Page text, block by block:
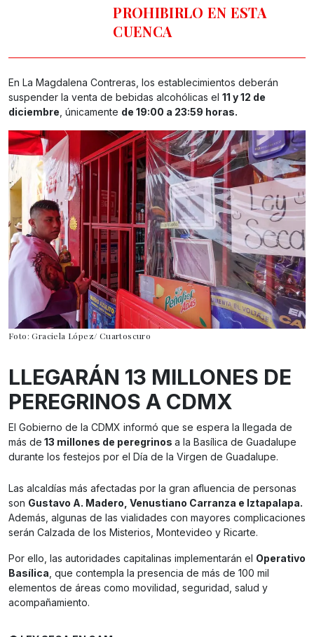
PROHIBIRLO EN ESTA
CUENCA
En La Magdalena Contreras, los establecimientos deberán
suspender la venta de bebidas alcohólicas el 11 y 12 de
diciembre , únicamente de 19:00 a 23:59 horas.
Foto: Graciela López/ Cuartoscuro
LLEGARÁN 13 MILLONES DE
PEREGRINOS A CDMX
El Gobierno de la CDMX informó que se espera la llegada de
más de 13 millones de peregrinos a la Basílica de Guadalupe
durante los festejos por el Día de la Virgen de Guadalupe.
Las alcaldías más afectadas por la gran afluencia de personas
son Gustavo A. Madero, Venustiano Carranza e Iztapalapa.
Además, algunas de las vialidades con mayores complicaciones
serán Calzada de los Misterios, Montevideo y Ricarte.
Por ello, las autoridades capitalinas implementarán el Operativo
Basílica , que contempla la presencia de más de 100 mil
elementos de áreas como movilidad, seguridad, salud y
acompañamiento.